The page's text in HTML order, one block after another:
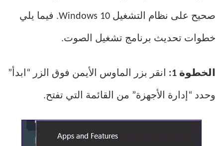
صحيح على نظام التشغيل Windows 10. فيما يلي
خطوات تحديث برنامج تشغيل الصوت.
الخطوة 1: انقر بزر الماوس الأيمن فوق الزر “ابدأ”
وحدد “إدارة الأجهزة” من القائمة التي تفتح.